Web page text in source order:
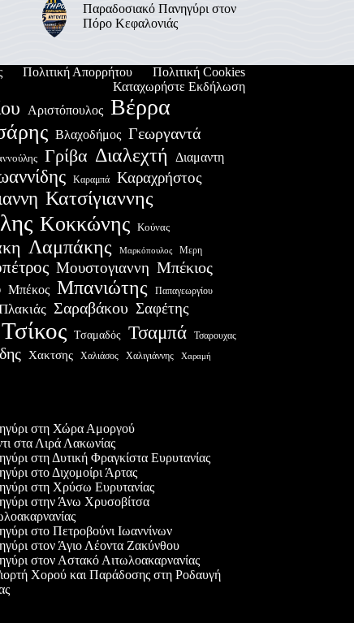
Παραδοσιακό Πανηγύρι στον
Πόρο Κεφαλονιάς
Πολιτική Απορρήτου
Πολιτική Cookies
Καταχωρήστε Εκδήλωση
Αριστόπουλος Βέρρα
Βλαχοδήμος Γεωργαντά
Γρίβα Διαλεχτή Διαμαντη
Καραμπά Καραχρήστος
Κατσίγιαννης
Κοκκώνης Κούνας
Λαμπάκης Μαρκόπουλος Μερη
Μουστογιαννη Μπέκιος
Μπέκος Μπανιώτης Παπαγεωργίου
Σαραβάκου Σαφέτης
Τσίκος Τσαμαδός Τσαμπά Τσαρουχας
Χακτσης Χαλιάσος Χαλιγιάννης Χαραμή
στη Χώρα Αμοργού
στα Λιρά Λακωνίας
στη Δυτική Φραγκίστα Ευρυτανίας
στο Διχομοίρι Άρτας
στη Χρύσω Ευρυτανίας
στην Άνω Χρυσοβίτσα
στο Πετροβούνι Ιωαννίνων
στον Άγιο Λέοντα Ζακύνθου
στον Αστακό Αιτωλοακαρνανίας
Χορού και Παράδοσης στη Ροδαυγή